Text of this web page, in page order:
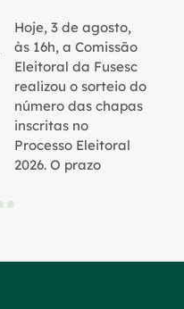
Hoje, 3 de agosto,
às 16h, a Comissão
Eleitoral da Fusesc
realizou o sorteio do
número das chapas
inscritas no
Processo Eleitoral
2026. O prazo